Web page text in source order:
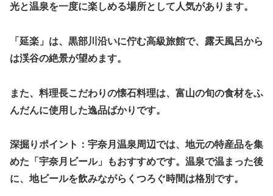
光と温泉を一度に楽しめる場所として人気があります。
「延楽」は、黒部川沿いに佇む高級旅館で、露天風呂から
は渓谷の絶景が望めます。
また、料理長こだわりの懐石料理は、富山の旬の食材をふ
んだんに使用した逸品ばかりです。
深掘りポイント：宇奈月温泉周辺では、地元の特産品を集
めた「宇奈月ビール」もおすすめです。温泉で温まった後
に、地ビールを飲みながらくつろぐ時間は格別です。